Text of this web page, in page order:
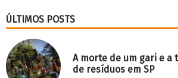
ÚLTIMOS POSTS
A morte de um gari e a
de resíduos em SP